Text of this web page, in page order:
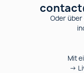
Oder
Mit
→